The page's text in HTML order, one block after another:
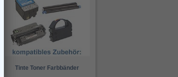
Tinte Toner Farbbänder